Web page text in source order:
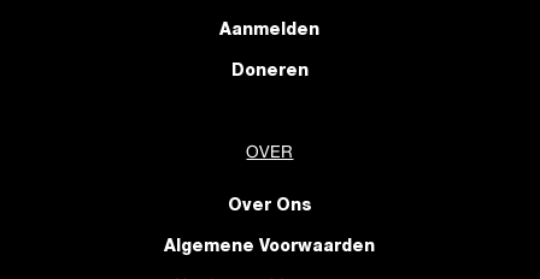
Aanmelden
Doneren
OVER
Over Ons
Algemene Voorwaarden